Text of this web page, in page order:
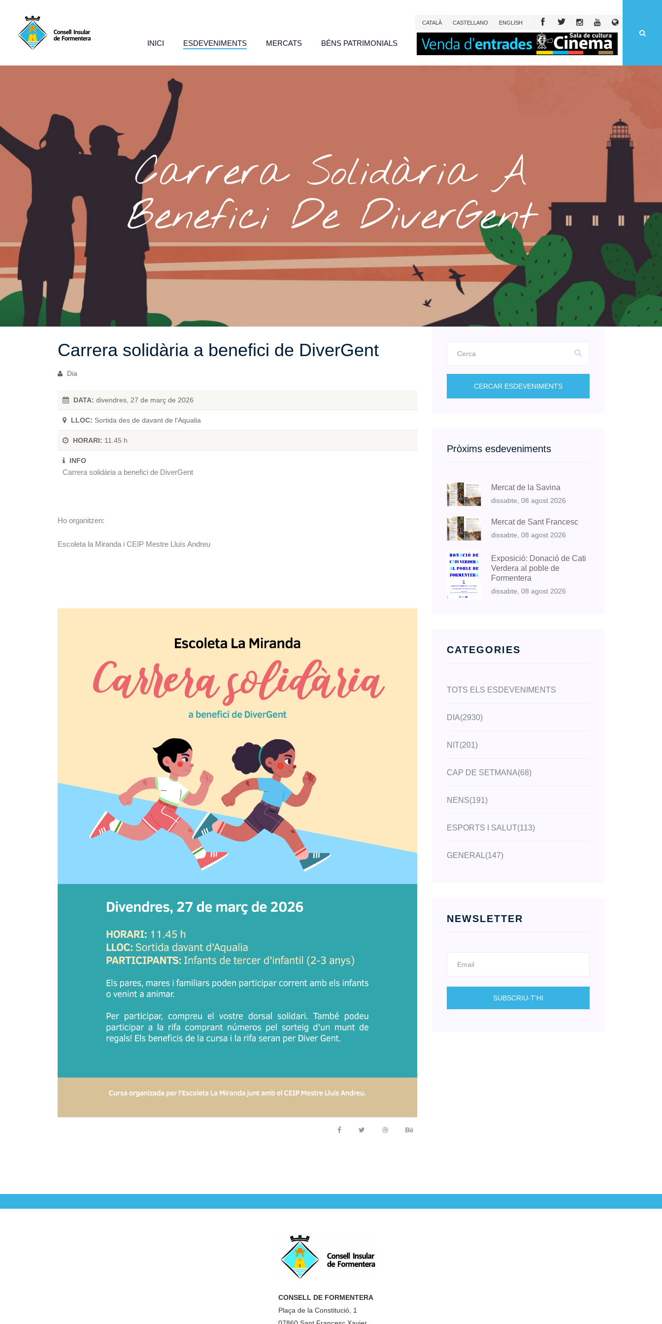
CATALÀ CASTELLANO ENGLISH
INICI ESDEVENIMENTS MERCATS BÉNS PATRIMONIALS
Carrera Solidària A
Benefici De DiverGent
Carrera solidària a benefici de DiverGent
Dia
DATA: divendres, 27 de març de 2026
LLOC: Sortida des de davant de l'Aqualia
HORARI: 11.45 h
INFO
Carrera solidària a benefici de DiverGent
Ho organitzen:
Escoleta la Miranda i CEIP Mestre Lluís Andreu
CERCAR ESDEVENIMENTS
Pròxims esdeveniments
Mercat de la Savina
dissabte, 08 agost 2026
Mercat de Sant Francesc
dissabte, 08 agost 2026
Exposició: Donació de Cati
Verdera al poble de
Formentera
dissabte, 08 agost 2026
CATEGORIES
TOTS ELS ESDEVENIMENTS
DIA(2930)
NIT(201)
CAP DE SETMANA(68)
NENS(191)
ESPORTS I SALUT(113)
GENERAL(147)
NEWSLETTER
CONSELL DE FORMENTERA
Plaça de la Constitució, 1